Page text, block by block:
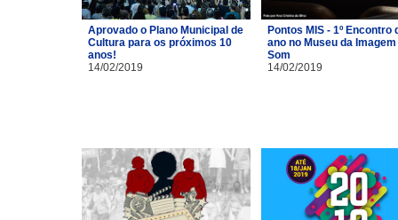
Aprovado o Plano Municipal de
Cultura para os próximos 10
anos!
14/02/2019
Pontos MIS - 1º Encontro
ano no Museu da Imagem
Som
14/02/2019